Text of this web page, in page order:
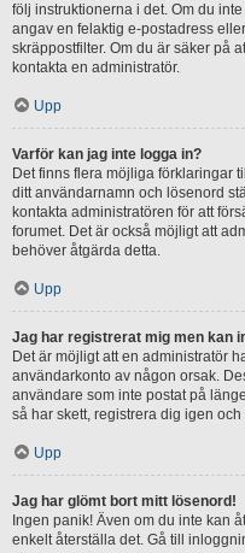
följ instruktionerna i det. Om du
angav en felaktig e-postadress
skräppostfilter. Om du är säker på
kontakta en administratör.
Upp
Varför kan jag inte logga in?
Det finns flera möjliga förklaringar
ditt användarnamn och lösenord
kontakta administratören för att
forumet. Det är också möjligt att
behöver åtgärda detta.
Upp
Jag har registrerat mig men kan
Det är möjligt att en administratör
användarkonto av någon orsak.
användare som inte postat på
så har skett, registrera dig igen
Upp
Jag har glömt bort mitt lösenord!
Ingen panik! Även om du inte kan
enkelt återställa det. Gå till